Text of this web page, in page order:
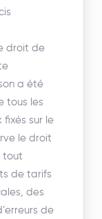
droit de
a été
tous les
fixés sur le
le droit
tout
de tarifs
des
de